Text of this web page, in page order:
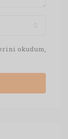
okudum,